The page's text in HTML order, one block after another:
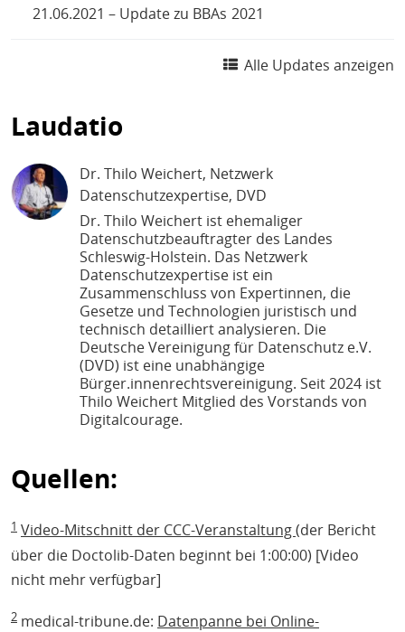
21.06.2021
Update zu BBAs 2021
Alle Updates anzeigen
Laudatio
Dr. Thilo Weichert, Netzwerk
Datenschutzexpertise, DVD
Dr. Thilo Weichert ist ehemaliger
Datenschutzbeauftragter des Landes
Schleswig-Holstein. Das Netzwerk
Datenschutzexpertise ist ein
Zusammenschluss von Expertinnen, die
Gesetze und Technologien juristisch und
technisch detailliert analysieren. Die
Deutsche Vereinigung für Datenschutz e.V.
(DVD) ist eine unabhängige
Bürger.innenrechtsvereinigung. Seit 2024 ist
Thilo Weichert Mitglied des Vorstands von
Digitalcourage.
Quellen:
1 Video-Mitschnitt der CCC-Veranstaltung(der Bericht
über die Doctolib-Daten beginnt bei 1:00:00) [Video
nicht mehr verfügbar]
2 medical-tribune.de: Datenpanne bei Online-